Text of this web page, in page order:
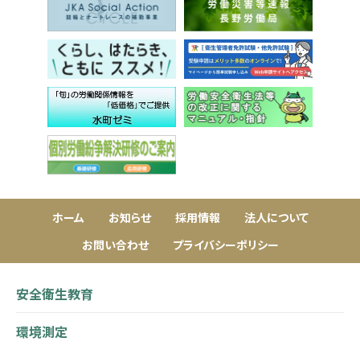
ホーム お知らせ 採用情報
法人について
お問い合わせ
プライバシーポリシー
安全衛生教育
環境測定